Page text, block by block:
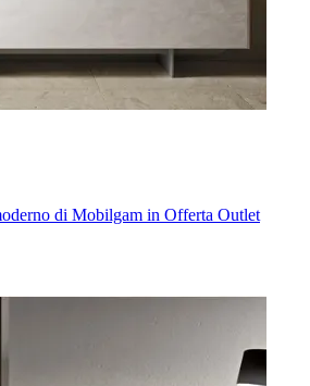
di Mobilgam in Offerta Outlet